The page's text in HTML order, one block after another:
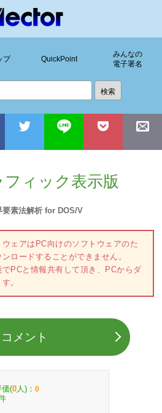
プ QuickPoint
みんなの
電子署名
フィック表示版
要素法解析 for DOS/V
ェアはPC向けのソフトウェアのた
ロードすることができません。
PCと情報共有して頂き、PCからダ
。
コメント
価(0 人)： 0